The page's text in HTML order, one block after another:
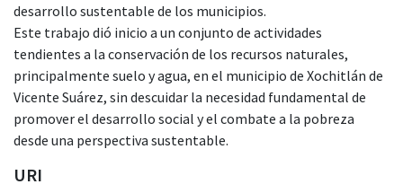
desarrollo sustentable de los municipios.
Este trabajo dió inicio a un conjunto de actividades
tendientes a la conservación de los recursos naturales,
principalmente suelo y agua, en el municipio de Xochitlán de
Vicente Suárez, sin descuidar la necesidad fundamental de
promover el desarrollo social y el combate a la pobreza
desde una perspectiva sustentable.
URI